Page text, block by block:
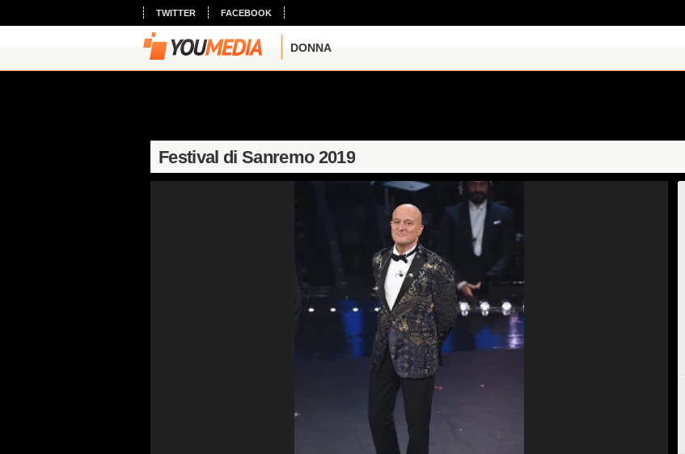
TWITTER FACEBOOK
DONNA
Festival di Sanremo 2019